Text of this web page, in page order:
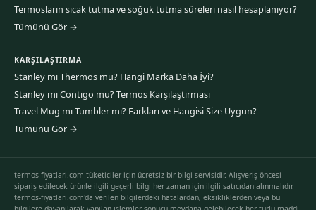
Termosların sıcak tutma ve soğuk tutma süreleri nasıl hesaplanıyor?
Tümünü Gör →
KARŞILAŞTIRMA
Stanley mı Thermos mu? Hangi Marka Daha İyi?
Stanley mı Contigo mu? Termos Karşılaştırması
Travel Mug mı Tumbler mı? Farkları ve Hangisi Size Uygun?
Tümünü Gör →
termos-fiyatlari.com tüketiciler için ücretsiz bir bilgi servisidir. Alışveriş öncesi
sipariş edilecek ürünle ilgili geçerli bilgi her zaman için ilgili satıcıdan alınmalıdır.
termos-fiyatlari.com'da verilen bilgilerdeki hatalardan, eksikliklerden veya bu